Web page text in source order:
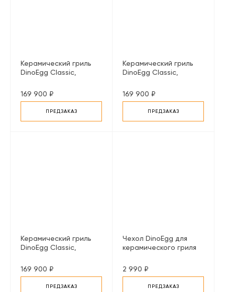
Керамический гриль
DinoEgg Classic,
169 900 ₽
ПРЕДЗАКАЗ
Керамический гриль
DinoEgg Classic,
169 900 ₽
ПРЕДЗАКАЗ
Керамический гриль
DinoEgg Classic,
169 900 ₽
ПРЕДЗАКАЗ
Чехол DinoEgg для
керамического гриля
2 990 ₽
ПРЕДЗАКАЗ